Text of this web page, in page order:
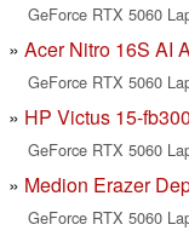
GeForce RTX 5060
Acer Nitro 16S AI
GeForce RTX 5060
HP Victus 15-
GeForce RTX 5060
Medion Erazer
GeForce RTX 5060